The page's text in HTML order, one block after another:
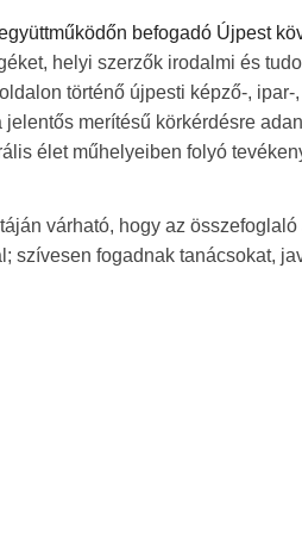
befogadó Újpest
helyi szerzők irodalmi és
történő újpesti képző-, ipar-
merítésű körkérdésre
élet műhelyeiben folyó
várható, hogy az
szívesen fogadnak tanácsokat,